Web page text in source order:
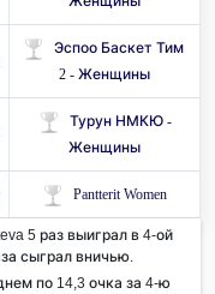
Эспоо Баскет Тим ​​
2 - Женщины
Турун НМКЮ -
Женщины
Pantterit Women
5 раз выиграл в 4-ой
сыграл вничью.
по 14,3 очка за 4-ю